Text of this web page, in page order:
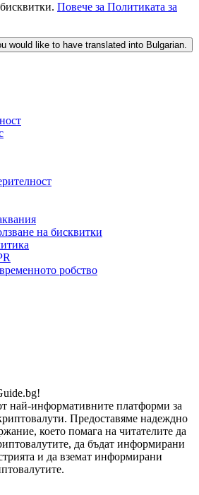
Повече за Политиката за
would like to have translated into Bulgarian.
на бисквитки
робство
най-информативните платформи за
Предоставяме надеждно
което помага на читателите да
да бъдат информирани
и да вземат информирани